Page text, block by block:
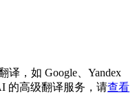
译，如 Google、Yandex
的高级翻译服务，请查看